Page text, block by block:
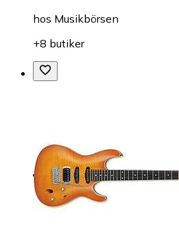
hos Musikbörsen
+8 butiker